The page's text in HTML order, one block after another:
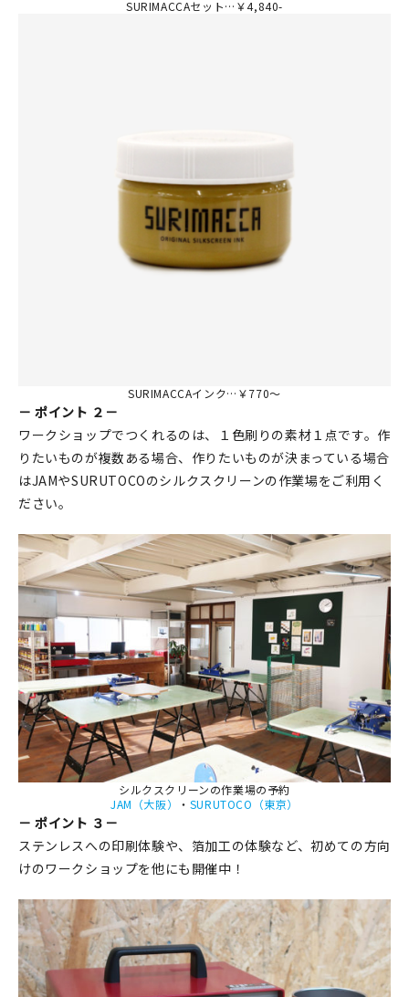
SURIMACCAセット…￥4,840-
SURIMACCAインク…￥770～
－ ポイント ２－
ワークショップでつくれるのは、１色刷りの素材１点です。作
りたいものが複数ある場合、作りたいものが決まっている場合
はJAMやSURUTOCOのシルクスクリーンの作業場をご利用く
ださい。
シルクスクリーンの作業場の予約
JAM（大阪）
・ SURUTOCO（東京）
－ ポイント ３－
ステンレスへの印刷体験や、箔加工の体験など、初めての方向
けのワークショップを他にも開催中！